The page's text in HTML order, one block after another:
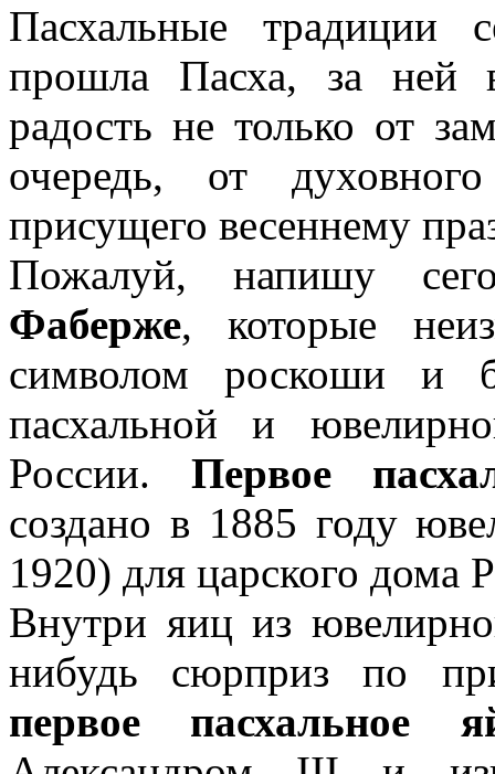
Пасхальные традиции
прошла Пасха, за ней
радость не только от
очередь, от
присущего весеннему
Пожалуй, напишу
Фаберже, которые
символом роскоши и
пасхальной и
России. Первое
создано в 1885 году
1920) для царского дома
Внутри яиц из
нибудь сюрприз по
первое пасхальное